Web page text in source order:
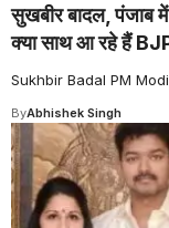
सुखबीर बादल, पंजाब
क्या साथ आ रहे हैं
Sukhbir Badal PM Modi
ByAbhishek Singh